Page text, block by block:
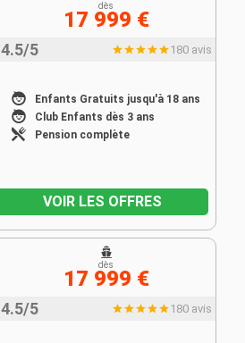
4.5/5 180 avis
Enfants Gratuits jusqu'à 18 ans
Club Enfants dès 3 ans
Pension complète
dès
17 999 €
VOIR LES OFFRES
4.5/5 180 avis
dès
17 999 €